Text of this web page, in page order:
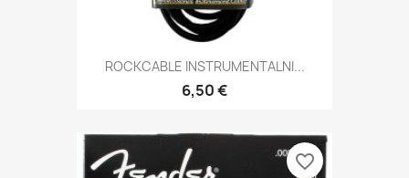
ROCKCABLE INSTRUMENTALNI...
6,50 €
favorite_border